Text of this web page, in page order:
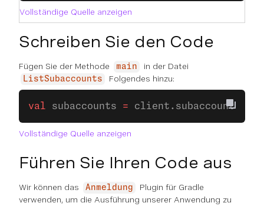
Vollständige Quelle anzeigen
Schreiben Sie den Code
Fügen Sie der Methode main in der Datei
ListSubaccounts Folgendes hinzu:
val subaccounts = client.subaccounts.
Vollständige Quelle anzeigen
Führen Sie Ihren Code aus
Wir können das Anmeldung
Plugin für Gradle
verwenden, um die Ausführung unserer Anwendung zu